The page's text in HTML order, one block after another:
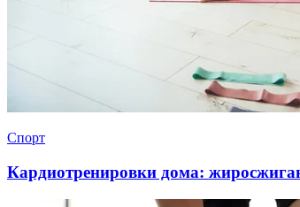
Спорт
Кардиотренировки дома: